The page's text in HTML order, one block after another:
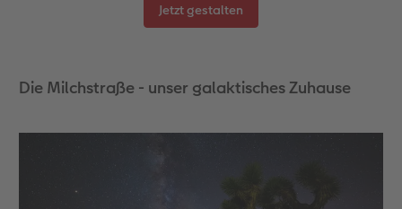
Jetzt gestalten
Die Milchstraße - unser galaktisches Zuhause